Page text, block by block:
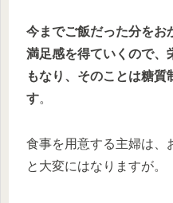
今までご飯だった分をお
満足感を得ていくので、
もなり、そのことは糖質
す。
食事を用意する主婦は、
と大変にはなりますが。